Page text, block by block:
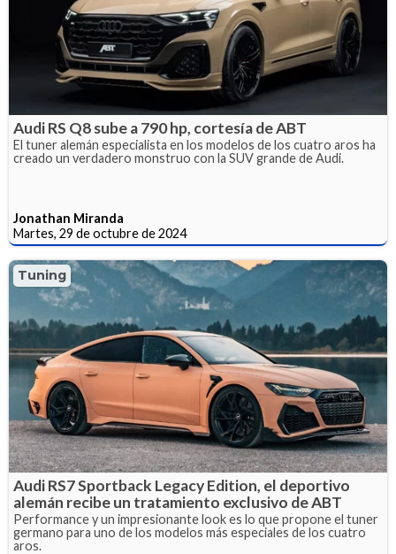
Audi RS Q8 sube a 790 hp, cortesía de ABT
El tuner alemán especialista en los modelos de los cuatro aros ha
creado un verdadero monstruo con la SUV grande de Audi.
Jonathan Miranda
Martes, 29 de octubre de 2024
Tuning
Audi RS7 Sportback Legacy Edition, el deportivo
alemán recibe un tratamiento exclusivo de ABT
Performance y un impresionante look es lo que propone el tuner
germano para uno de los modelos más especiales de los cuatro
aros.